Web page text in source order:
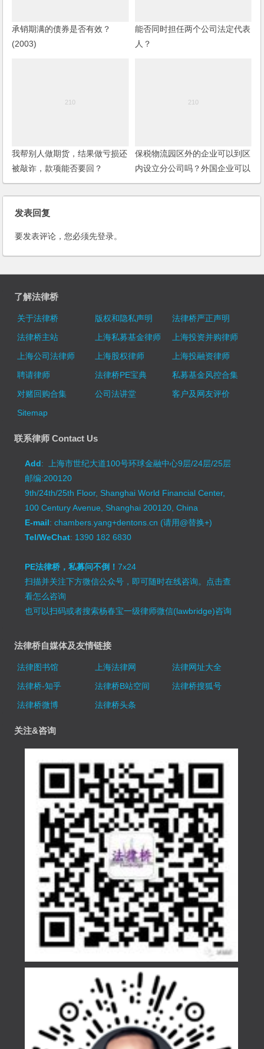
承销期满的债券是否有效？
(2003)
能否同时担任两个公司法定代表
人？
我帮别人做期货，结果做亏损还
被敲诈，款项能否要回？
保税物流园区外的企业可以到区
内设立分公司吗？外国企业可以
到保税区内设立分公司吗？
发表回复
要发表评论，您必须先登录。
了解法律桥
关于法律桥 版权和隐私声明
法律桥严正声明
法律桥主站
上海私募基金律师
上海投资并购律师
上海公司法律师
上海股权律师
上海投融资律师
聘请律师
法律桥PE宝典
私募基金风控合集
对赌回购合集
公司法讲堂
客户及网友评价
Sitemap
联系律师 Contact Us
Add: 上海市世纪大道100号环球金融中心9层/24层/25层
邮编:200120
9th/24th/25th Floor, Shanghai World Financial Center,
100 Century Avenue, Shanghai 200120, China
E-mail: chambers.yang+dentons.cn (请用@替换+)
Tel/WeChat: 1390 182 6830
PE法律桥，私募问不倒！7x24
扫描并关注下方微信公众号，即可随时在线咨询。 点击查
看怎么咨询
也可以扫码或者搜索杨春宝一级律师微信(lawbridge)咨询
法律桥自媒体及友情链接
法律图书馆 上海法律网
法律网址大全
法律桥-知乎
法律桥B站空间
法律桥搜狐号
法律桥微博
法律桥头条
关注&咨询